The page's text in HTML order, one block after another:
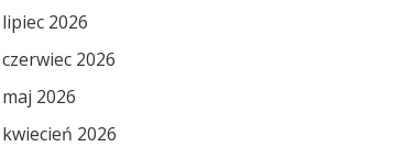
lipiec 2026
czerwiec 2026
maj 2026
kwiecień 2026